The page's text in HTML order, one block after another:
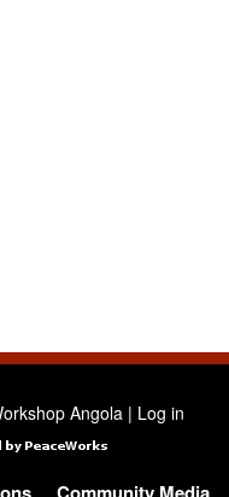
Angola | Log in